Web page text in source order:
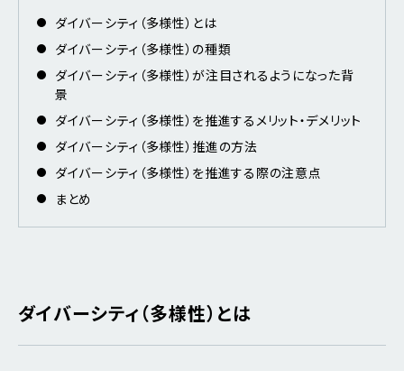
ダイバーシティ（多様性）とは
ダイバーシティ（多様性）の種類
ダイバーシティ（多様性）が注目されるようになった背
景
ダイバーシティ（多様性）を推進するメリット・デメリット
ダイバーシティ（多様性）推進の方法
ダイバーシティ（多様性）を推進する際の注意点
まとめ
ダイバーシティ（多様性）とは